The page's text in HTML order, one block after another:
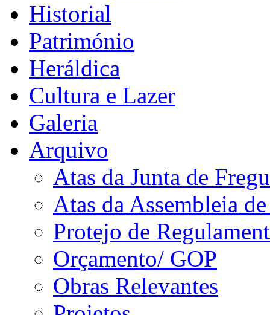
Historial
Património
Heráldica
Cultura e Lazer
Galeria
Arquivo
Atas da Junta de
Atas da Assembleia
Protejo de
Orçamento/ GOP
Obras Relevantes